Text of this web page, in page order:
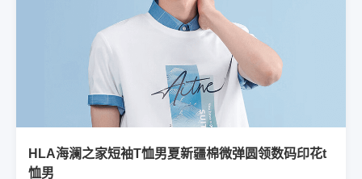
HLA海澜之家短袖T恤男夏新疆棉微弹圆领数码印花t
恤男